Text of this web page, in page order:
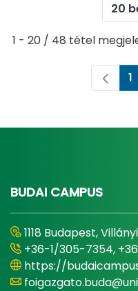
20
1 - 20 / 48 tétel
1
BUDAI CAMPUS
1118 Budapest,
+36-1/305-7354,
https://